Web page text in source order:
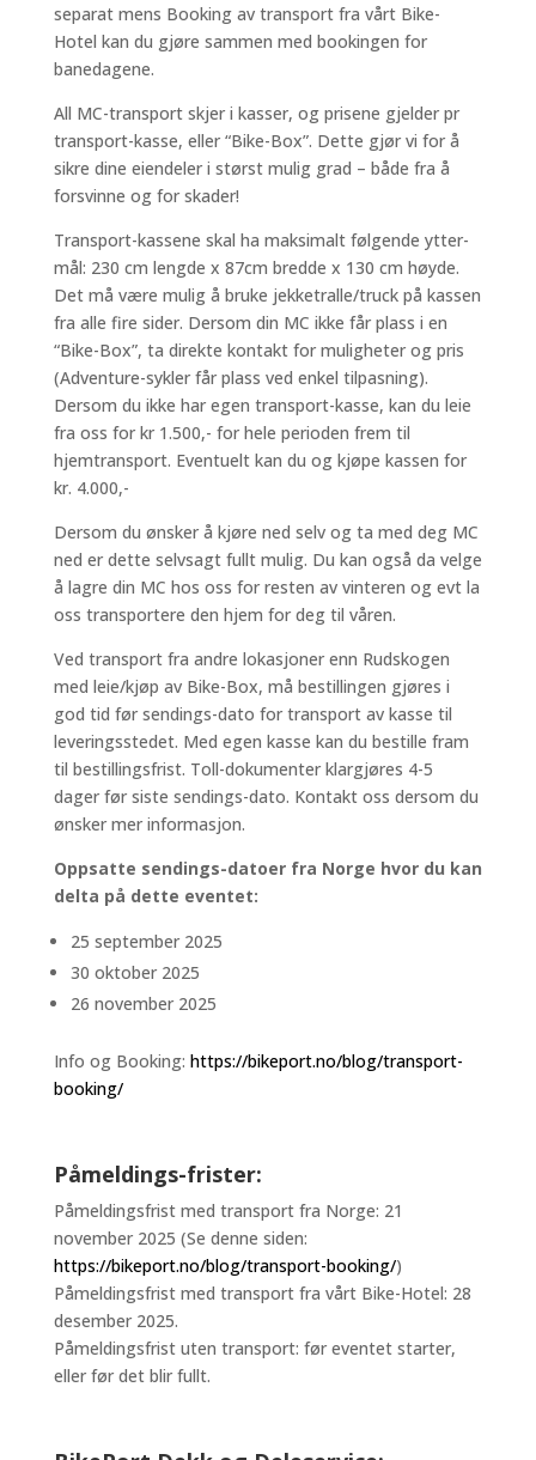
separat mens Booking av transport fra vårt Bike-
Hotel kan du gjøre sammen med bookingen for
banedagene.
All MC-transport skjer i kasser, og prisene gjelder pr
transport-kasse, eller “Bike-Box”. Dette gjør vi for å
sikre dine eiendeler i størst mulig grad – både fra å
forsvinne og for skader!
Transport-kassene skal ha maksimalt følgende ytter-
mål: 230 cm lengde x 87cm bredde x 130 cm høyde.
Det må være mulig å bruke jekketralle/truck på kassen
fra alle fire sider. Dersom din MC ikke får plass i en
“Bike-Box”, ta direkte kontakt for muligheter og pris
(Adventure-sykler får plass ved enkel tilpasning).
Dersom du ikke har egen transport-kasse, kan du leie
fra oss for kr 1.500,- for hele perioden frem til
hjemtransport. Eventuelt kan du og kjøpe kassen for
kr. 4.000,-
Dersom du ønsker å kjøre ned selv og ta med deg MC
ned er dette selvsagt fullt mulig. Du kan også da velge
å lagre din MC hos oss for resten av vinteren og evt la
oss transportere den hjem for deg til våren.
Ved transport fra andre lokasjoner enn Rudskogen
med leie/kjøp av Bike-Box, må bestillingen gjøres i
god tid før sendings-dato for transport av kasse til
leveringsstedet. Med egen kasse kan du bestille fram
til bestillingsfrist. Toll-dokumenter klargjøres 4-5
dager før siste sendings-dato. Kontakt oss dersom du
ønsker mer informasjon.
Oppsatte sendings-datoer fra Norge hvor du kan
delta på dette eventet:
25 september 2025
30 oktober 2025
26 november 2025
Info og Booking: https://bikeport.no/blog/transport-
booking/
Påmeldings-frister:
Påmeldingsfrist med transport fra Norge: 21
november 2025 (Se denne siden:
https://bikeport.no/blog/transport-booking/)
Påmeldingsfrist med transport fra vårt Bike-Hotel: 28
desember 2025.
Påmeldingsfrist uten transport: før eventet starter,
eller før det blir fullt.